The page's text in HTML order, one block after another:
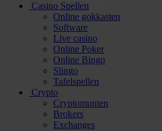
Casino Spellen
Online gokkasten
Software
Live casino
Online Poker
Online Bingo
Slingo
Tafelspellen
Crypto
Cryptomunten
Brokers
Exchanges